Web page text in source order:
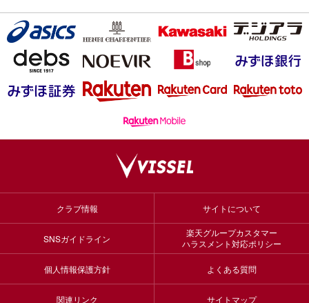
クラブ情報 サイトについて
SNSガイドライン
楽天グループカスタマー
ハラスメント対応ポリシー
個人情報保護方針 よくある質問
関連リンク サイトマップ